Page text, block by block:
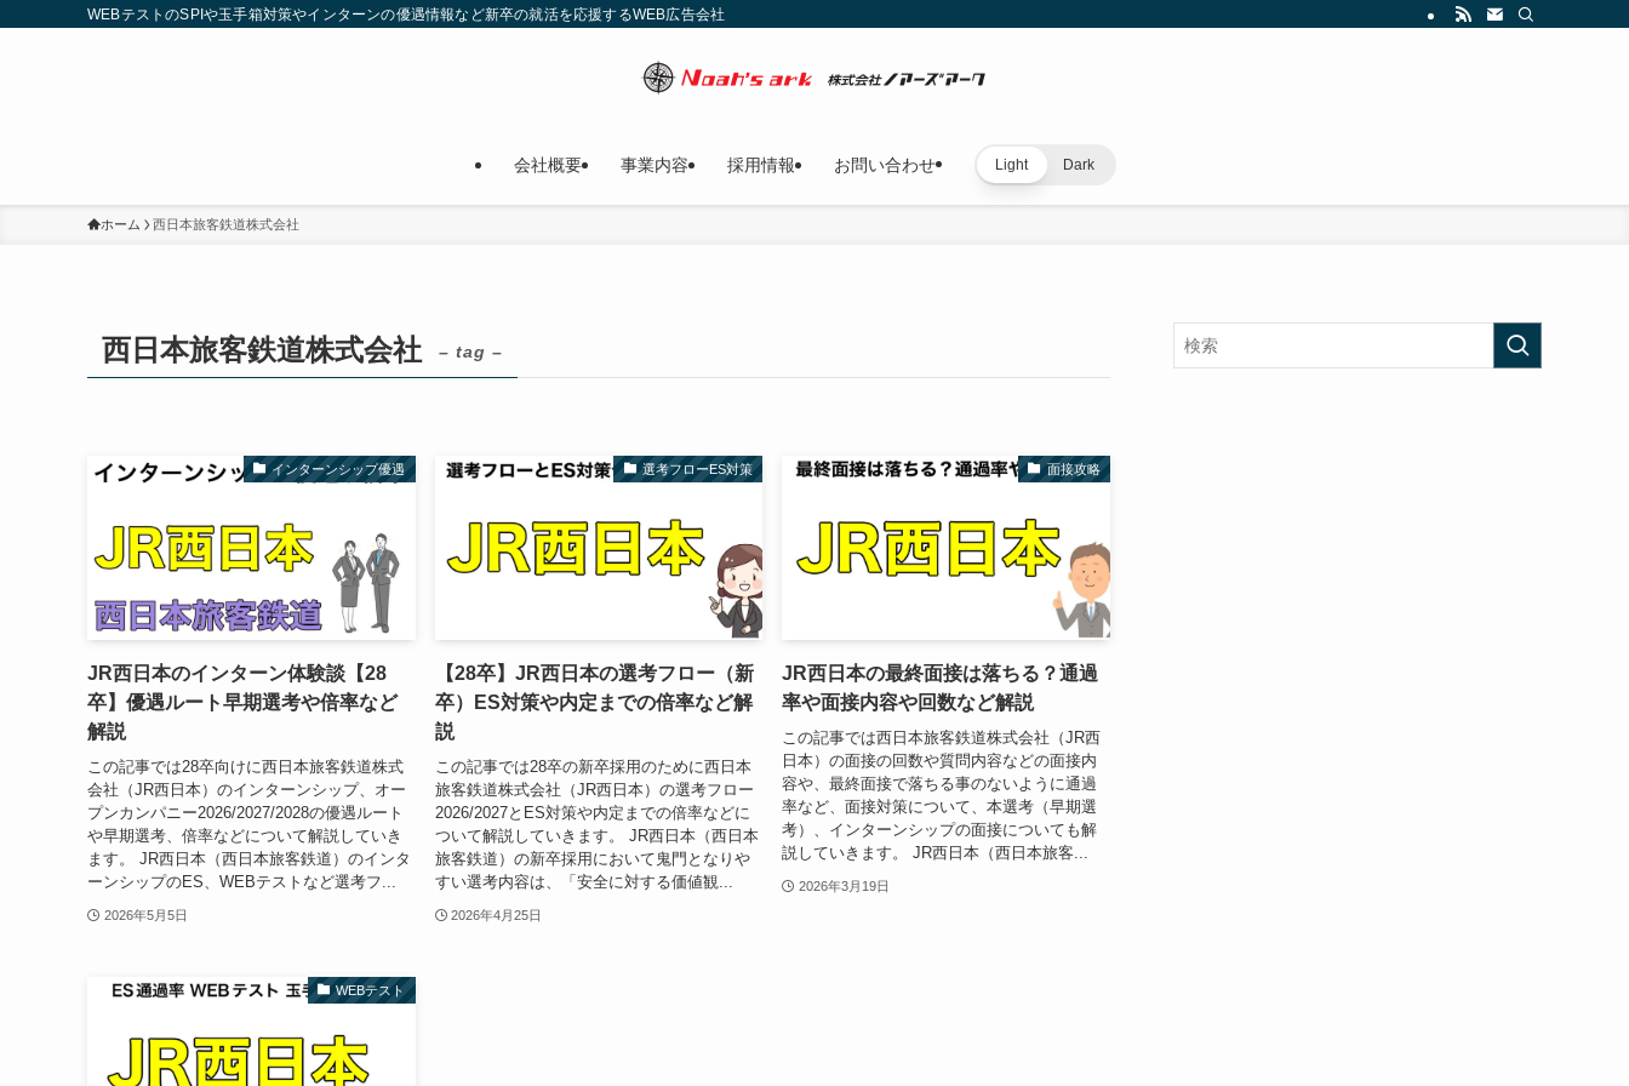
WEBテストのSPIや玉手箱対策やインターンの優遇情報など新卒の就活を応援するWEB広告会社
会社概要 事業内容 採用情報 お問い合わせ Light Dark
ホーム 西日本旅客鉄道株式会社
西日本旅客鉄道株式会社 – tag –
インターンシップ優遇
JR西日本のインターン体験談【28
卒】優遇ルート早期選考や倍率など
解説
この記事では28卒向けに西日本旅客鉄道株式
会社（JR西日本）のインターンシップ、オー
プンカンパニー2026/2027/2028の優遇ルート
や早期選考、倍率などについて解説していき
ます。 JR西日本（西日本旅客鉄道）のインタ
ーンシップのES、WEBテストなど選考フ...
2026年5月5日
選考フローES対策
【28卒】JR西日本の選考フロー（新
卒）ES対策や内定までの倍率など解
説
この記事では28卒の新卒採用のために西日本
旅客鉄道株式会社（JR西日本）の選考フロー
2026/2027とES対策や内定までの倍率などに
ついて解説していきます。 JR西日本（西日本
旅客鉄道）の新卒採用において鬼門となりや
すい選考内容は、「安全に対する価値観...
2026年4月25日
面接攻略
JR西日本の最終面接は落ちる？通過
率や面接内容や回数など解説
この記事では西日本旅客鉄道株式会社（JR西
日本）の面接の回数や質問内容などの面接内
容や、最終面接で落ちる事のないように通過
率など、面接対策について、本選考（早期選
考）、インターンシップの面接についても解
説していきます。 JR西日本（西日本旅客...
2026年3月19日
WEBテスト